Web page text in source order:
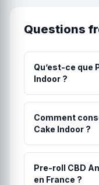
Questions
Qu’est-ce que
Indoor ?
Pré-roll CBD
indoor du Nord
Arômes intenses
Comment
Cake Indoor ?
La méthode
Angel Cake
préparation
Pre-roll CBD
en France ?